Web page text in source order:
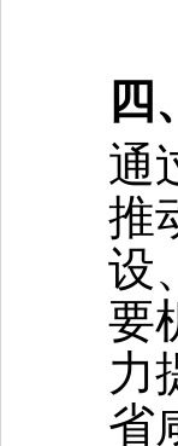
四
通
推
设
要
力
省